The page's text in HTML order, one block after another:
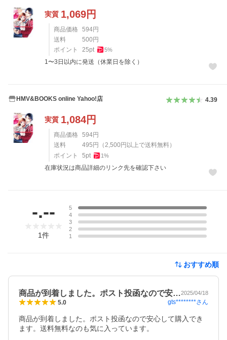
実質 1,069円
商品価格 594円
送料
500 円
ポイント
25pt 5%
1〜3日以内に発送（休業日を除く）
HMV&BOOKS online Yahoo!店 4.39
実質 1,084円
商品価格 594円
送料
495 円 （2,500 円以上で送料無料）
ポイント
5pt 1%
在庫状況は商品詳細のリンク先を確認下さい
-.--
1件
5
4
3
2
1
おすすめ順
商品が到着しました。ポスト投函なので安…2025/04/18
5.0 gts********さん
商品が到着しました。ポスト投函なので安心して購入でき
ます。送料無料なのも気に入っています。